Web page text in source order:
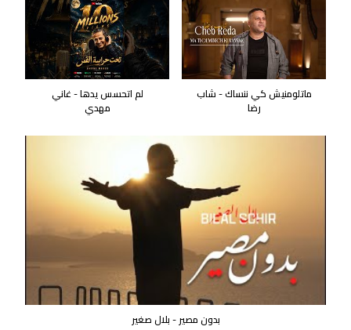
ماتلومنيش كي ننساك - شاب
رضا
لم اتحسس يدها - غاني
مهدي
بدون مصير - بلال صغير